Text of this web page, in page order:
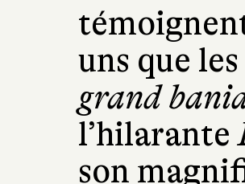
uns que
grand
l’hilarante
son